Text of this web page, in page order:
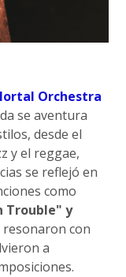
Orchestra
se aventura
desde el
y el reggae,
se reflejó en
como
Trouble" y
resonaron con
a